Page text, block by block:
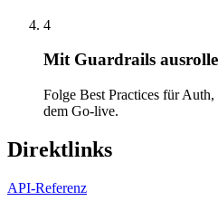
4
Mit Guardrails
Folge Best Practices für
dem Go-live.
Direktlinks
API-Referenz